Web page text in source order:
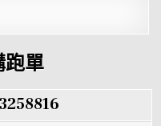
跑單